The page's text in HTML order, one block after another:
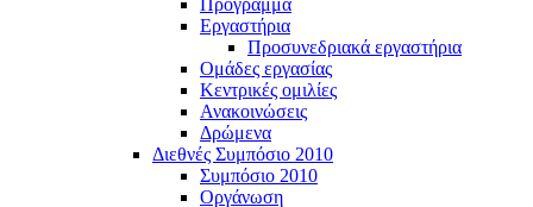
Πρόγραμμα
Εργαστήρια
Προσυνεδριακά εργαστήρια
Ομάδες εργασίας
Κεντρικές ομιλίες
Ανακοινώσεις
Δρώμενα
Διεθνές Συμπόσιο 2010
Συμπόσιο 2010
Οργάνωση